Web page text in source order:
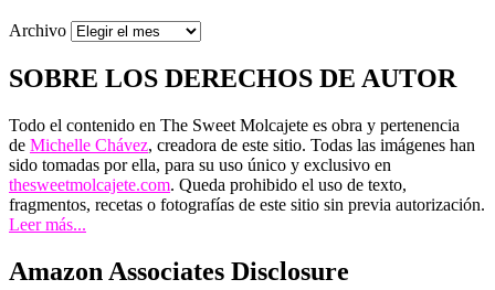
Archivo
SOBRE LOS DERECHOS DE AUTOR
Todo el contenido en The Sweet Molcajete es obra y pertenencia
de Michelle Chávez, creadora de este sitio. Todas las imágenes han
sido tomadas por ella, para su uso único y exclusivo en
thesweetmolcajete.com. Queda prohibido el uso de texto,
fragmentos, recetas o fotografías de este sitio sin previa autorización.
Leer más...
Amazon Associates Disclosure